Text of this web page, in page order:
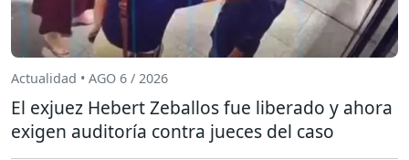
Actualidad • AGO 6 / 2026
El exjuez Hebert Zeballos fue liberado y ahora
exigen auditoría contra jueces del caso